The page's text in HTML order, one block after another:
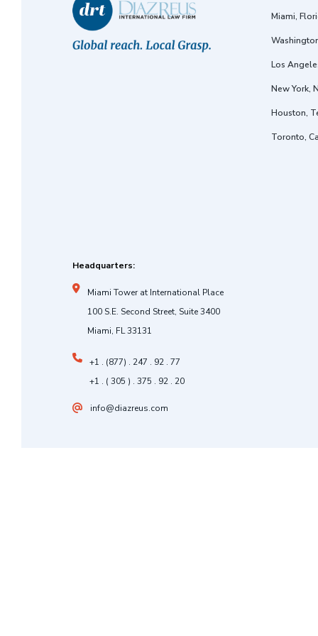
Headquarters:
Miami Tower at International Place
100 S.E. Second Street, Suite 3400
Miami, FL 33131
+1 . (877) . 247 . 92 . 77
+1 . ( 305 ) . 375 . 92 . 20
info@diazreus.com
Miami,
Los
New York,
Houston,
Toronto,